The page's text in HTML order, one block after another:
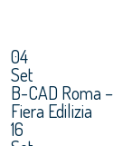
04
Set
B-CAD Roma –
Fiera Edilizia
16